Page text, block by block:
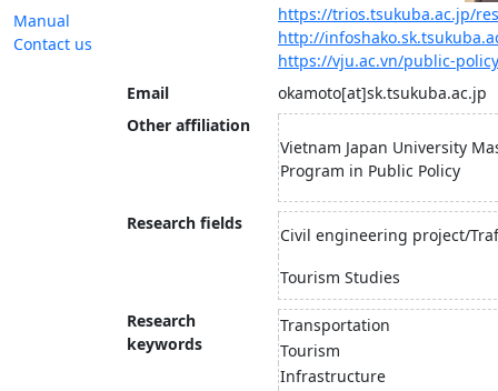
Manual
Contact us
https://trios.tsukuba.ac.jp/
http://
https://vju.ac.vn/public-
Email
okamoto[at]sk.tsukuba.ac.jp
Other affiliation
Vietnam Japan University
Program in Public Policy
Research fields
Civil engineering project/
Tourism Studies
Research
keywords
Transportation
Tourism
Infrastructure